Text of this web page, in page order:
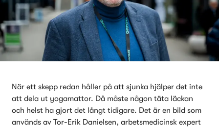
När ett skepp redan håller på att sjunka hjälper det inte
att dela ut yogamattor. Då måste någon täta läckan
och helst ha gjort det långt tidigare. Det är en bild som
används av Tor-Erik Danielsen, arbetsmedicinsk expert